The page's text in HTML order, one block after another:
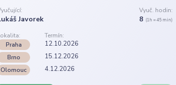
Javorek
Vyuč. hodin:
8 (1h = 45 min)
Termín:
Praha
12.10.2026
Brno 15.12.2026
Olomouc 4.12.2026